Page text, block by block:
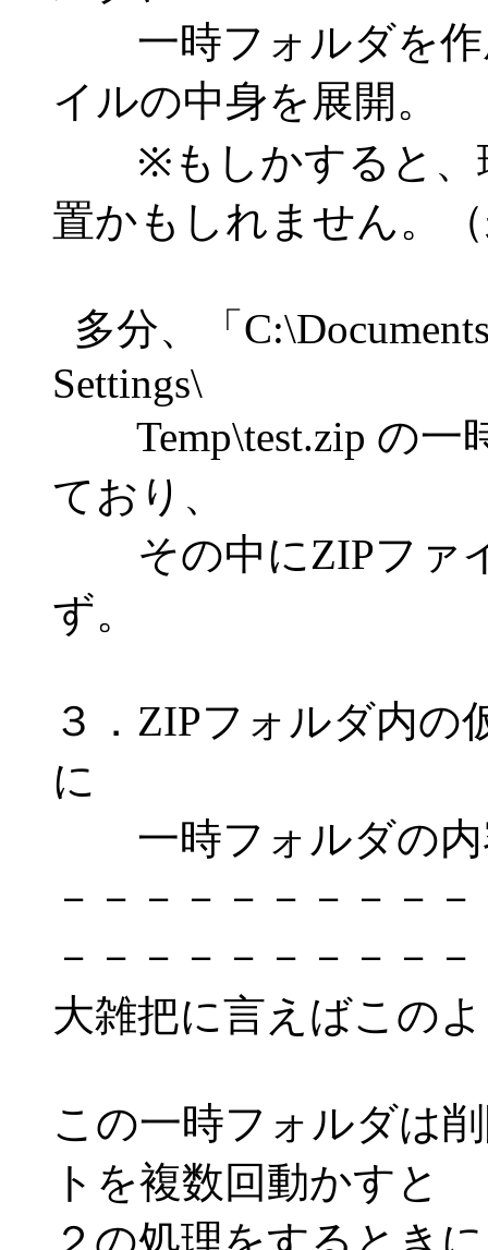
一時フォルダを作
イルの中身を展開。
※もしかすると、
置かもしれません。
多分、「
Settings\
Temp\test.zip の一
ており、
その中にZIPファ
ず。
３．ZIPフォルダ内の
に
一時フォルダの内
－－－－－－－－－
－－－－－－－－－
大雑把に言えばこの
この一時フォルダは
トを複数回動かすと